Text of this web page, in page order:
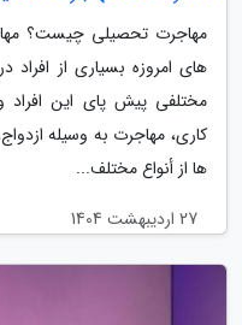
مهاجرت تحصیلی چیست؟
های امروزه بسیاری از
مختلفی پیش پای این
کاری، مهاجرت به وسیله
ها از أنواع مختلف...
27 اردیبهشت 1404